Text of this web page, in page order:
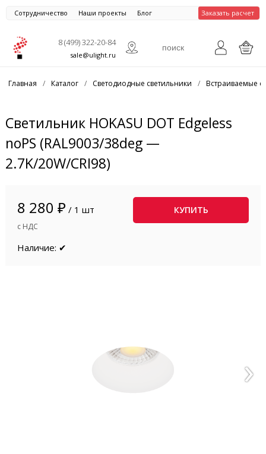
Сотрудничество Наши проекты Блог Заказать расчет
8 (499) 322-20-84
sale@ulight.ru
Главная / Каталог / Светодиодные светильники / Встраиваемые
Светильник HOKASU DOT Edgeless
noPS (RAL9003/38deg —
2.7K/20W/CRI98)
8 280 ₽ / 1 шт
с НДС
КУПИТЬ
Наличие: ✔